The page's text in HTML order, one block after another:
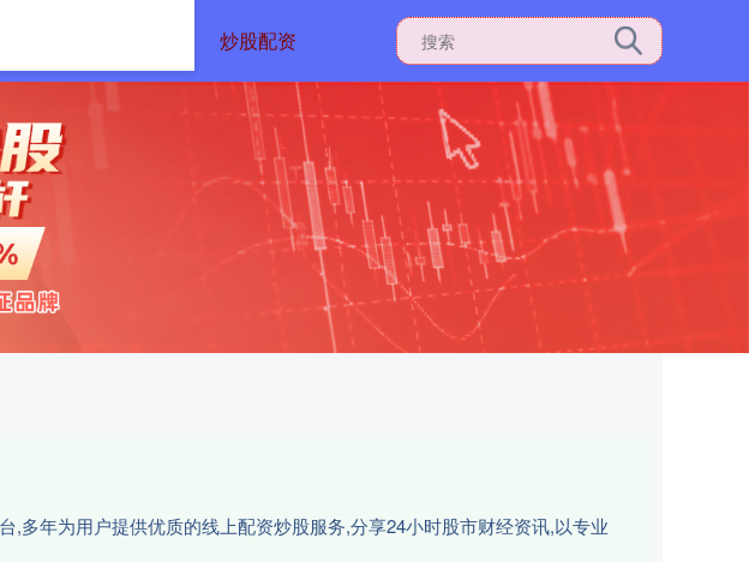
炒股配资
多年为用户提供优质的线上配资炒股服务,分享24小时股市财经资讯,以专业